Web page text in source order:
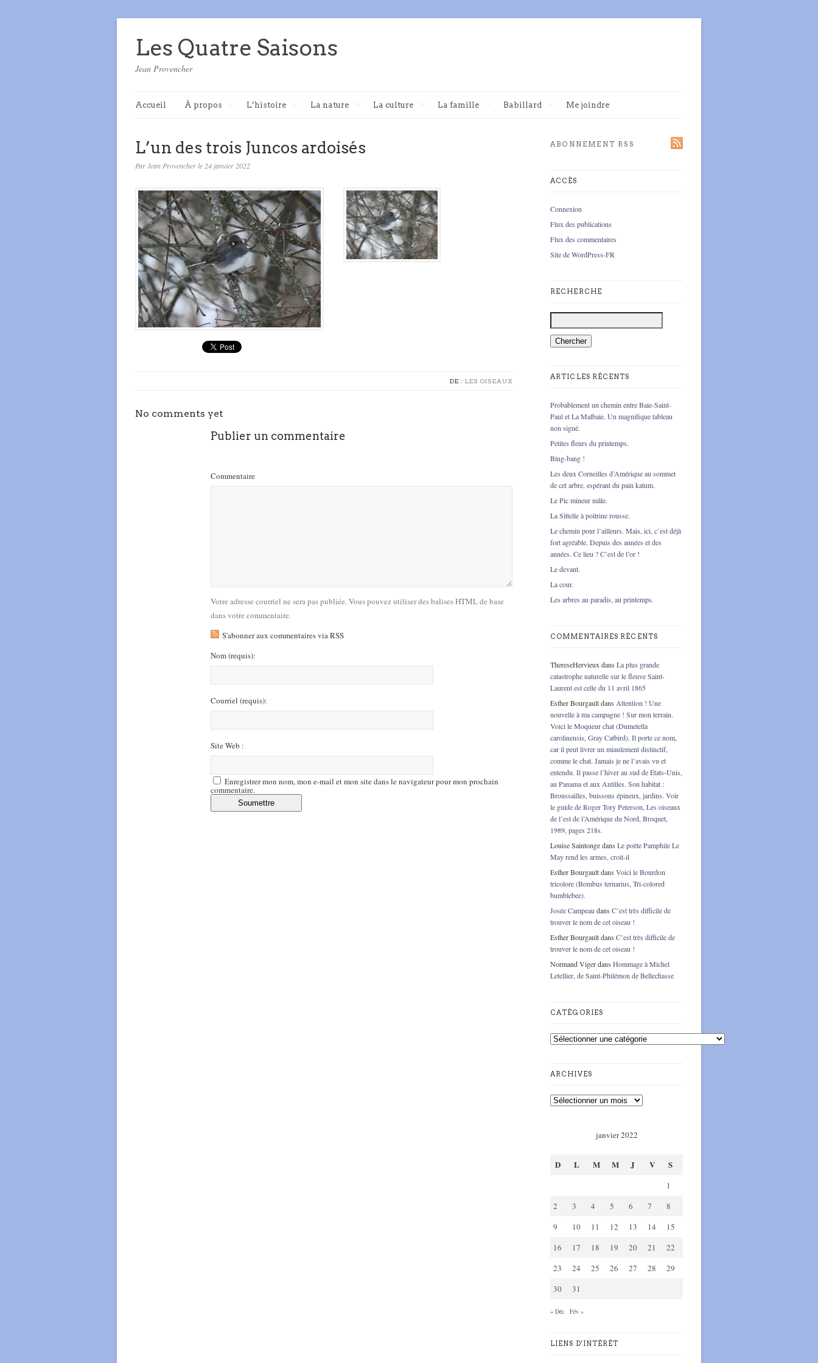
Les Quatre Saisons
Jean Provencher
Accueil À propos L’histoire La nature La culture La famille Babillard Me joindre
L’un des trois Juncos ardoisés
Par Jean Provencher le 24 janvier 2022
DE : LES OISEAUX
No comments yet
Publier un commentaire
Commentaire
Votre adresse courriel ne sera pas publiée. Vous pouvez utiliser des balises HTML de base
dans votre commentaire.
S'abonner aux commentaires via RSS
Nom(requis):
Courriel (requis):
Site Web :
Enregistrer mon nom, mon e-mail et mon site dans le navigateur pour mon prochain
commentaire.
ABONNEMENT RSS
ACCÈS
Connexion
Flux des publications
Flux des commentaires
Site de WordPress-FR
RECHERCHE
ARTICLES RÉCENTS
Probablement un chemin entre Baie-Saint-
Paul et La Malbaie. Un magnifique tableau
non signé.
Petites fleurs du printemps.
Bing-bang !
Les deux Corneilles d’Amérique au sommet
de cet arbre, espérant du pain katum.
Le Pic mineur mâle.
La Sittelle à poitrine rousse.
Le chemin pour l’ailleurs. Mais, ici, c’est déjà
fort agréable. Depuis des années et des
années. Ce lieu ? C’est de l’or !
Le devant.
La cour.
Les arbres au paradis, au printemps.
COMMENTAIRES RÉCENTS
ThereseHervieux dans La plus grande
catastrophe naturelle sur le fleuve Saint-
Laurent est celle du 11 avril 1865
Esther Bourgaultdans Attention ! Une
nouvelle à ma campagne ! Sur mon terrain.
Voici le Moqueur chat (Dumetella
carolinensis, Gray Catbird). Il porte ce nom,
car il peut livrer un miaulement distinctif,
comme le chat. Jamais je ne l’avais vu et
entendu. Il passe l’hiver au sud de États-Unis,
au Panama et aux Antilles. Son habitat :
Broussailles, buissons épineux, jardins. Voir
le guide de Roger Tory Peterson, Les oiseaux
de l’est de l’Amérique du Nord, Broquet,
1989, pages 218s.
Louise Saintongedans Le poète Pamphile Le
May rend les armes, croit-il
Esther Bourgaultdans Voici le Bourdon
tricolore (Bombus ternarius, Tri-colored
bumblebee).
Josée Campeau dans C’est très difficile de
trouver le nom de cet oiseau !
Esther Bourgaultdans C’est très difficile de
trouver le nom de cet oiseau !
Normand Vigerdans Hommage à Michel
Letellier, de Saint-Philémon de Bellechasse
CATÉGORIES
ARCHIVES
janvier 2022
D L M M J V S
1
2
3 4 5 6 7
8
9
10 11 12 13 14
15
16
17 18 19 20 21
22
23
24 25 26 27 28
29
30
31
« Déc Fév »
LIENS D'INTÉRÊT